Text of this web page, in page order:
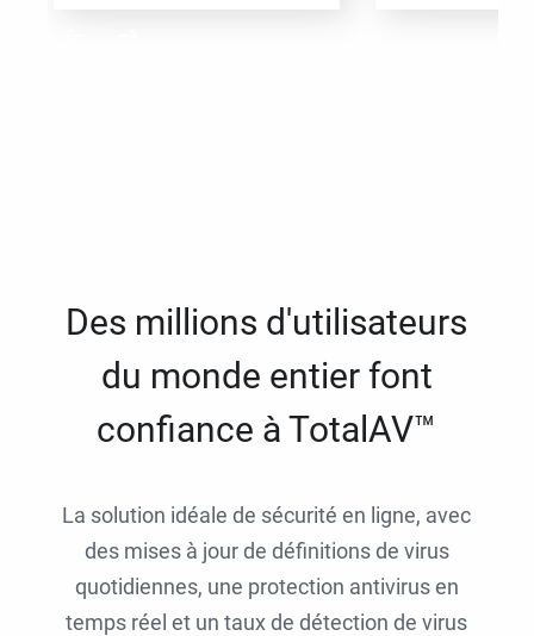
Des millions d'utilisateurs
du monde entier font
confiance à TotalAV™
La solution idéale de sécurité en ligne, avec
des mises à jour de définitions de virus
quotidiennes, une protection antivirus en
temps réel et un taux de détection de virus